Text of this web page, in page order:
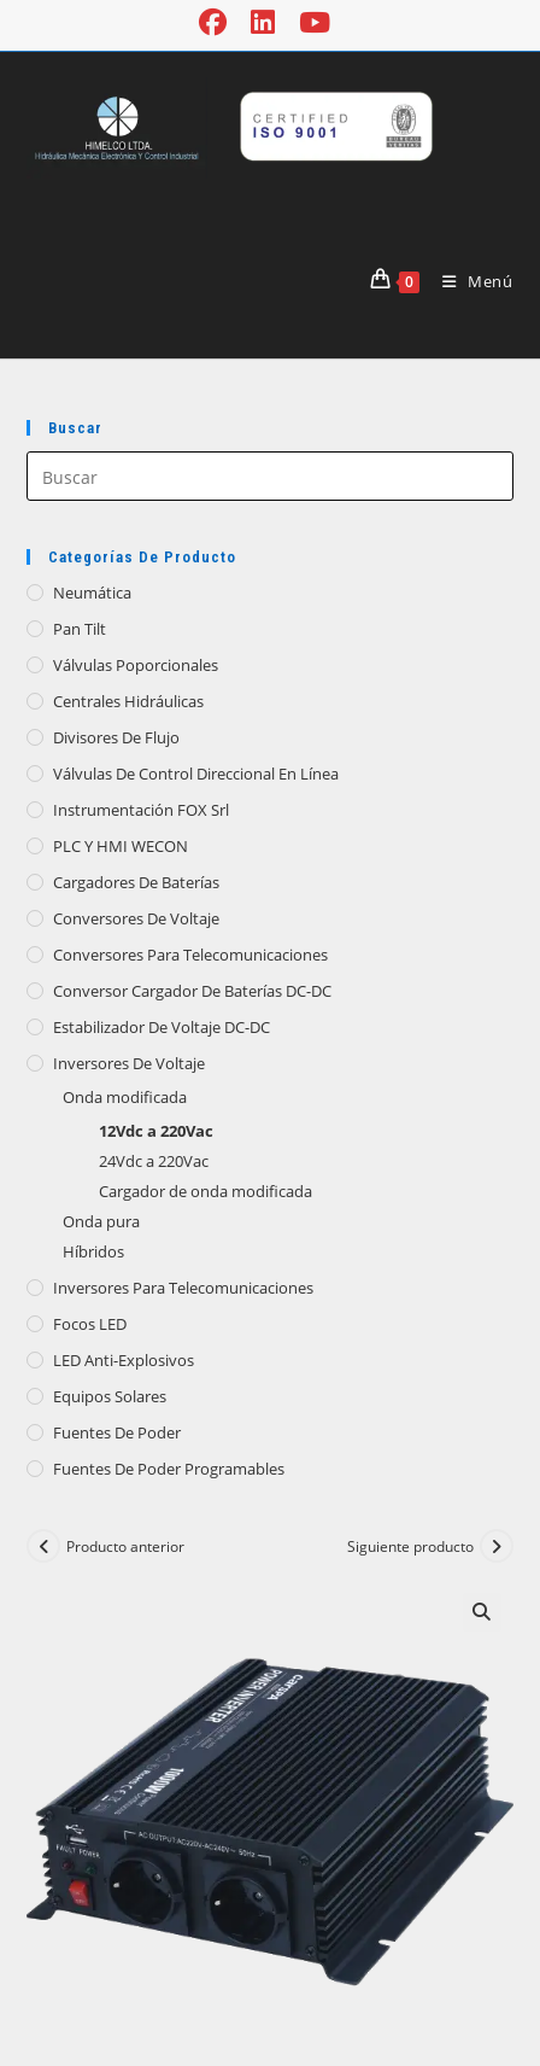
0 Menú
Buscar
Categorías De Producto
Neumática
Pan Tilt
Válvulas Poporcionales
Centrales Hidráulicas
Divisores De Flujo
Válvulas De Control Direccional En Línea
Instrumentación FOX Srl
PLC Y HMI WECON
Cargadores De Baterías
Conversores De Voltaje
Conversores Para Telecomunicaciones
Conversor Cargador De Baterías DC-DC
Estabilizador De Voltaje DC-DC
Inversores De Voltaje
Onda modificada
12Vdc a 220Vac
24Vdc a 220Vac
Cargador de onda modificada
Onda pura
Híbridos
Inversores Para Telecomunicaciones
Focos LED
LED Anti-Explosivos
Equipos Solares
Fuentes De Poder
Fuentes De Poder Programables
Producto anterior Siguiente producto